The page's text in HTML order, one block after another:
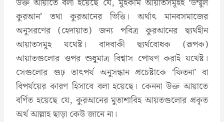
কুরআন’ তথা কুরআনের ভিত্তি। অর্থাৎ মানবসমাজের
অনুসরণের (হেদায়াত) জন্য পবিত্র কুরআনের দ্ব্যর্থহীন
আয়াতসমূহ যথেষ্ট। বাদবাকী দ্ব্যর্থবোধক (রূপক)
আয়াতগুলোর ওপর শুধুমাত্র বিশ্বাস পোষণ করাই যথেষ্ট।
সেগুলোর গুঢ় তাৎপর্য অনুসন্ধান প্রচেষ্টাকে ‘ফিতনা’ বা
বিপর্যয়ের কারণ হিসাবে বলা হয়েছে। কেননা উক্ত আয়াতে
বর্ণিত হয়েছে যে, কুরআনের মুতাশাবিহ আয়তগুলোর প্রকৃত
অর্থ আল্লাহ ছাড়া কেউ জানে না।